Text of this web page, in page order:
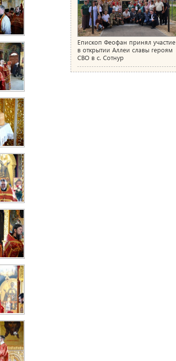
Епископ Феофан принял участие
в открытии Аллеи славы героям
СВО в с. Сотнур